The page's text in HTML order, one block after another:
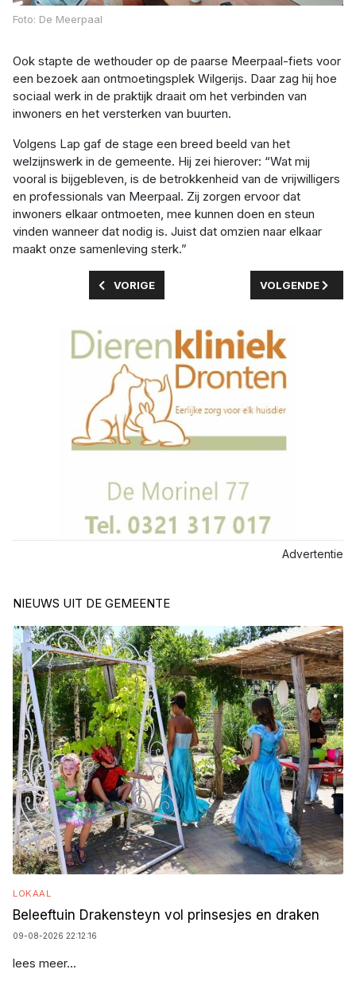
Foto: De Meerpaal
Ook stapte de wethouder op de paarse Meerpaal-fiets voor
een bezoek aan ontmoetingsplek Wilgerijs. Daar zag hij hoe
sociaal werk in de praktijk draait om het verbinden van
inwoners en het versterken van buurten.
Volgens Lap gaf de stage een breed beeld van het
welzijnswerk in de gemeente. Hij zei hierover: “Wat mij
vooral is bijgebleven, is de betrokkenheid van de vrijwilligers
en professionals van Meerpaal. Zij zorgen ervoor dat
inwoners elkaar ontmoeten, mee kunnen doen en steun
vinden wanneer dat nodig is. Juist dat omzien naar elkaar
maakt onze samenleving sterk.”
VORIG ARTIKEL: LIVE MUZIEK EN
VORIGE VOLGENDE
VOLGENDE
Advertentie
NIEUWS UIT DE GEMEENTE
LOKAAL
Beleeftuin Drakensteyn vol prinsesjes en draken
09-08-2026 22:12:16
lees meer...